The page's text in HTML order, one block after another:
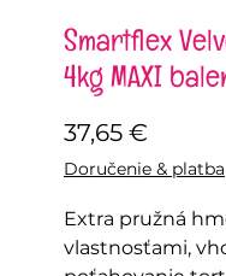
Smartflex
4kg MAXI
37,65 €
Doručenie & platba
Extra pružná
vlastnosťami,